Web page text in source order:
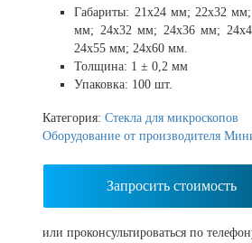
Габариты: 21х24 мм; 22х32
мм; 24х32 мм; 24х36 мм;
24х55 мм; 24х60 мм.
Толщина: 1 ± 0,2 мм
Упаковка: 100 шт.
Категория:Стекла для микроскопов
Оборудование от производителя
Запросить стоимость
или проконсультироваться по